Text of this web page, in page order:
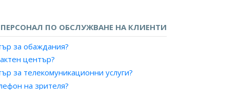
ПО ОБСЛУЖВАНЕ НА КЛИЕНТИ
за обаждания?
център?
за телекомуникационни услуги?
на зрителя?
обслужване?